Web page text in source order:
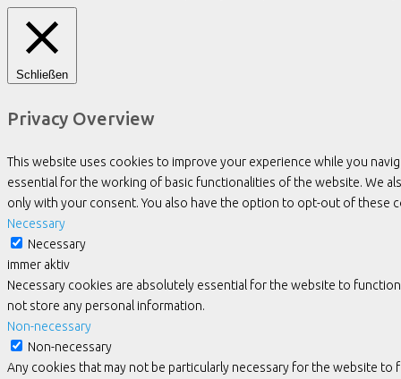
Schließen
Privacy Overview
This website uses cookies to improve your experience while you
essential for the working of basic functionalities of the website. We
only with your consent. You also have the option to opt-out of these
Necessary
Necessary
immer aktiv
Necessary cookies are absolutely essential for the website to
not store any personal information.
Non-necessary
Non-necessary
Any cookies that may not be particularly necessary for the website